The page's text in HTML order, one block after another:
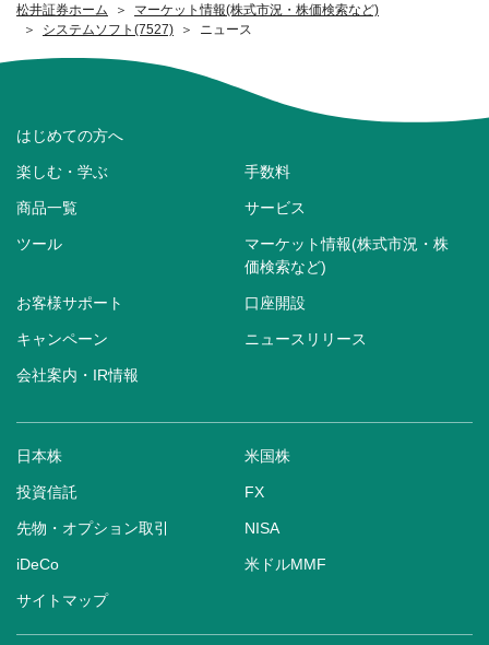
松井証券ホーム
マーケット情報(株式市況・株価検索など)
システムソフト(7527)
ニュース
はじめての方へ
楽しむ・学ぶ 手数料
商品一覧 サービス
ツール
マーケット情報(株式市況・株
価検索など)
お客様サポート 口座開設
キャンペーン ニュースリリース
会社案内・IR情報
日本株 米国株
投資信託 FX
先物・オプション取引 NISA
iDeCo 米ドルMMF
サイトマップ